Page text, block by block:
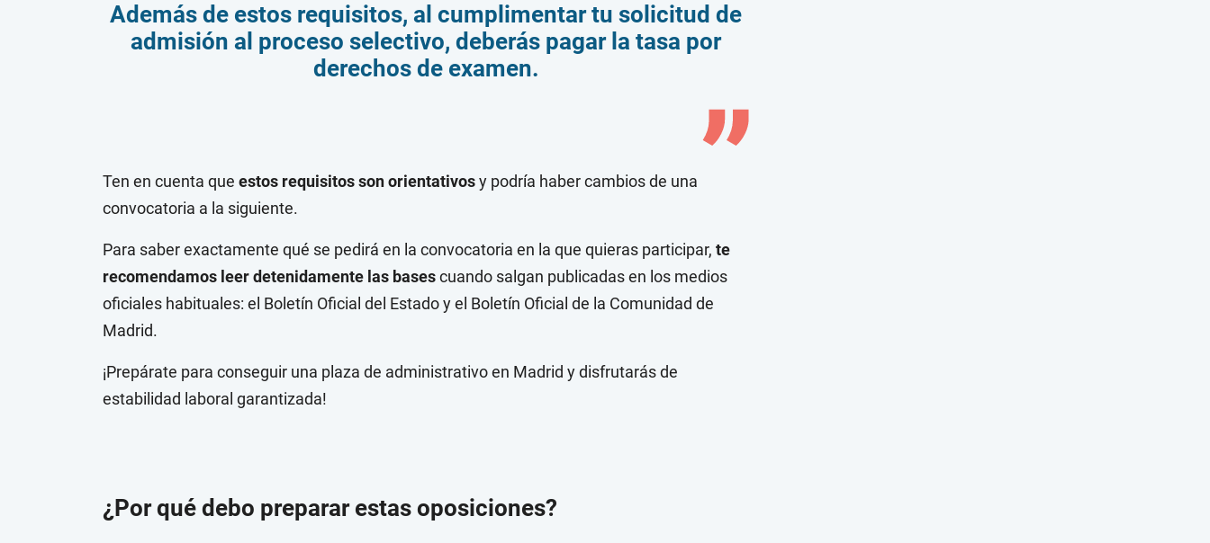
Además de estos requisitos, al cumplimentar tu solicitud de
admisión al proceso selectivo, deberás pagar la tasa por
derechos de examen.
Ten en cuenta que estos requisitos son orientativosy podría haber cambios de una
convocatoria a la siguiente.
Para saber exactamente qué se pedirá en la convocatoria en la que quieras participar, te
recomendamos leer detenidamente las basescuando salgan publicadas en los medios
oficiales habituales: el Boletín Oficial del Estado y el Boletín Oficial de la Comunidad de
Madrid.
¡Prepárate para conseguir una plaza de administrativo en Madrid y disfrutarás de
estabilidad laboral garantizada!
¿Por qué debo preparar estas oposiciones?